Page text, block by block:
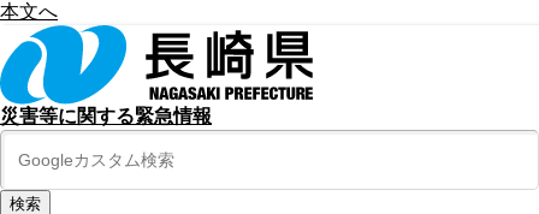
本文へ
災害等に関する緊急情報